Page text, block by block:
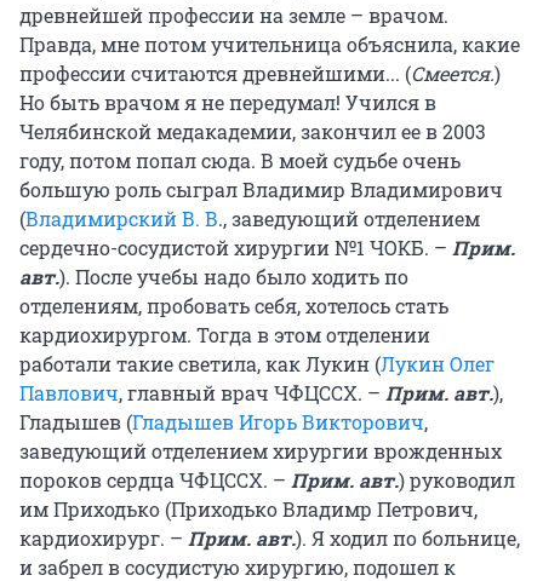
древнейшей профессии на земле – врачом.
Правда, мне потом учительница объяснила, какие
профессии считаются древнейшими... (Смеется.)
Но быть врачом я не передумал! Учился в
Челябинской медакадемии, закончил ее в 2003
году, потом попал сюда. В моей судьбе очень
большую роль сыграл Владимир Владимирович
(Владимирский В. В., заведующий отделением
сердечно-сосудистой хирургии №1 ЧОКБ. – Прим.
авт.). После учебы надо было ходить по
отделениям, пробовать себя, хотелось стать
кардиохирургом. Тогда в этом отделении
работали такие светила, как Лукин (Лукин Олег
Павлович, главный врач ЧФЦССХ. – Прим. авт.),
Гладышев (Гладышев Игорь Викторович,
заведующий отделением хирургии врожденных
пороков сердца ЧФЦССХ. – Прим. авт.) руководил
им Приходько (Приходько Владимр Петрович,
кардиохирург. – Прим. авт.). Я ходил по больнице,
и забрел в сосудистую хирургию, подошел к